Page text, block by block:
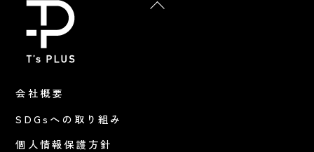
会社概要
SDGsへの取り組み
個人情報保護方針